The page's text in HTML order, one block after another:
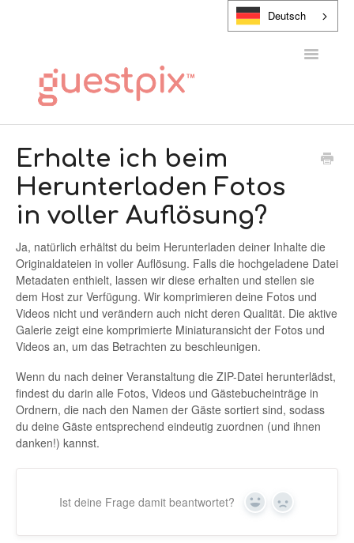
Deutsch
KONTAKT
Erhalte ich beim
Herunterladen Fotos
in voller Auflösung?
Ja, natürlich erhältst du beim Herunterladen deiner Inhalte die
Originaldateien in voller Auflösung. Falls die hochgeladene Datei
Metadaten enthielt, lassen wir diese erhalten und stellen sie
dem Host zur Verfügung. Wir komprimieren deine Fotos und
Videos nicht und verändern auch nicht deren Qualität. Die aktive
Galerie zeigt eine komprimierte Miniaturansicht der Fotos und
Videos an, um das Betrachten zu beschleunigen.
Wenn du nach deiner Veranstaltung die ZIP-Datei herunterlädst,
findest du darin alle Fotos, Videos und Gästebucheinträge in
Ordnern, die nach den Namen der Gäste sortiert sind, sodass
du deine Gäste entsprechend eindeutig zuordnen (und ihnen
danken!) kannst.
Ist deine Frage damit beantwortet? Ja Nein